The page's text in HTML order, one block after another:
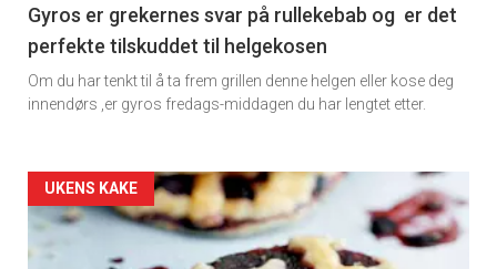
×
Apéritif
Vi tilbyr flere ukentlige nyhetsbrev. Du
kan fritt velge hvilke du ønsker å få
11
Gyros er grekernes svar på rullekebab og er det
perfekte tilskuddet til helgekosen
Om du har tenkt til å ta frem grillen denne helgen eller kose deg
innendørs ,er gyros fredags-middagen du har lengtet etter.
Artikler
detail
UKENS KAKE